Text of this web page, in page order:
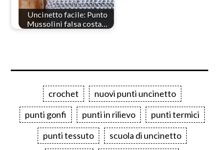
Uncinetto facile: Punto
Mussolini falsa costa…
crochet
nuovi punti uncinetto
punti gonfi
punti in rilievo
punti termici
punti tessuto
scuola di uncinetto